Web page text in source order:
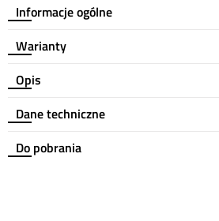
Informacje ogólne
Warianty
Opis
Dane techniczne
Do pobrania